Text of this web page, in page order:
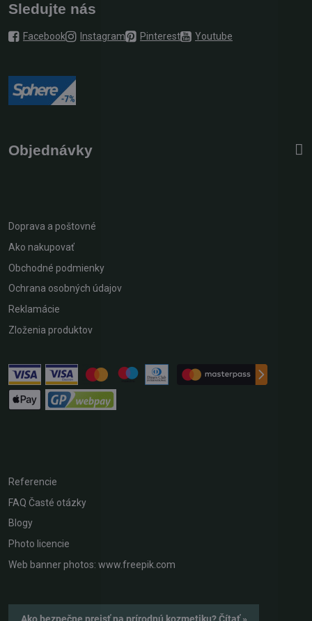
Sledujte nás
Facebook Instagram Pinterest Youtube
Objednávky
Doprava a poštovné
Ako nakupovať
Obchodné podmienky
Ochrana osobných údajov
Reklamácie
Zloženia produktov
Referencie
FAQ Časté otázky
Blogy
Photo licencie
Web banner photos: www.freepik.com
Ako bezpečne prejsť na prírodnú kozmetiku? Čítať »